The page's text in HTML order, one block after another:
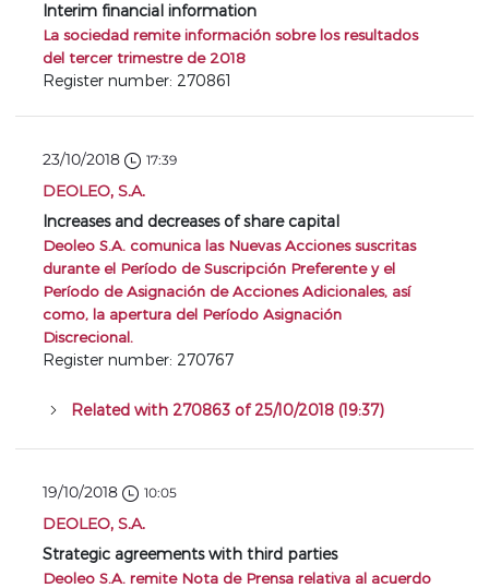
Interim financial information
La sociedad remite información sobre los resultados
del tercer trimestre de 2018
Register number: 270861
23/10/2018 17:39
DEOLEO, S.A.
Increases and decreases of share capital
Deoleo S.A. comunica las Nuevas Acciones suscritas
durante el Período de Suscripción Preferente y el
Período de Asignación de Acciones Adicionales, así
como, la apertura del Período Asignación
Discrecional.
Register number: 270767
Related with 270863 of 25/10/2018 (19:37)
19/10/2018 10:05
DEOLEO, S.A.
Strategic agreements with third parties
Deoleo S.A. remite Nota de Prensa relativa al acuerdo